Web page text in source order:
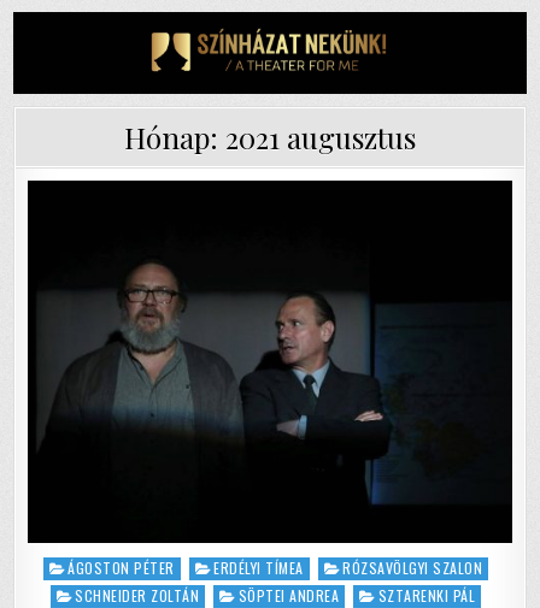
Hónap: 2021 augusztus
Posted
in
ÁGOSTON PÉTER ERDÉLYI TÍMEA
RÓZSAVÖLGYI SZALON
SCHNEIDER ZOLTÁN
SÖPTEI ANDREA
SZTARENKI PÁL